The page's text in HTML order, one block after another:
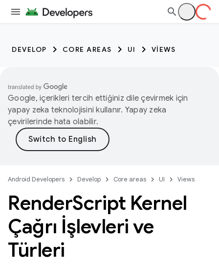
DEVELOP CORE AREAS UI VIEWS
Google, içerikleri tercih ettiğiniz dile çevirmek için
yapay zeka teknolojisini kullanır. Yapay zeka
çevirilerinde hata olabilir.
Android Developers Develop Core areas UI Views
RenderScript Kernel
Çağrı İşlevleri ve
Türleri